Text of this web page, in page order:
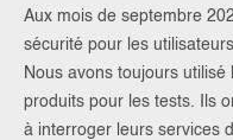
Aux mois de septembre
sécurité pour les
Nous avons toujours
produits pour les tests. Ils
à interroger leurs services